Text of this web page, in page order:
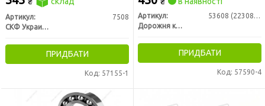
Артикул:
7508
СКФ Украина
ПРИДБАТИ
Код: 57155-1
Артикул:
53608 (22308ССW33)
Дорожня карта
ПРИДБАТИ
Код: 57590-4